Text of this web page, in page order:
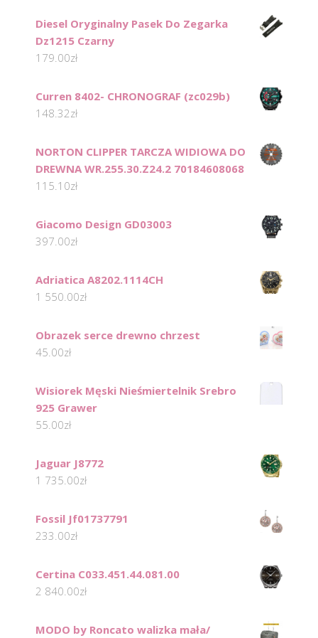
Diesel Oryginalny Pasek Do Zegarka
Dz1215 Czarny
179.00zł
Curren 8402- CHRONOGRAF (zc029b)
148.32zł
NORTON CLIPPER TARCZA WIDIOWA DO
DREWNA WR.255.30.Z24.2 70184608068
115.10zł
Giacomo Design GD03003
397.00zł
Adriatica A8202.1114CH
1 550.00zł
Obrazek serce drewno chrzest
45.00zł
Wisiorek Męski Nieśmiertelnik Srebro
925 Grawer
55.00zł
Jaguar J8772
1 735.00zł
Fossil Jf01737791
233.00zł
Certina C033.451.44.081.00
2 840.00zł
MODO by Roncato walizka mała/